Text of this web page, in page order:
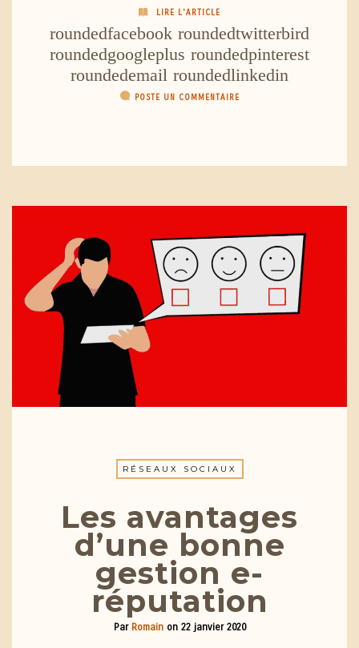
LIRE L'ARTICLE
roundedfacebook roundedtwitterbird
roundedgoogleplus roundedpinterest
roundedemail roundedlinkedin
POSTE UN COMMENTAIRE
RÉSEAUX SOCIAUX
Les avantages
d’une bonne
gestion e-
réputation
Par Romain on 22 janvier 2020